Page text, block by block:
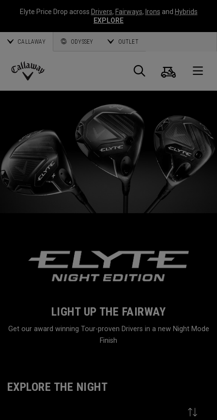
Elyte Price Drop across Drivers, Fairways, Irons and Hybrids
EXPLORE
CALLAWAY ODYSSEY OUTLET
Callaway
Panier
LIGHT UP THE FAIRWAY
Get our award winning Tour-proven Drivers in a new Night Mode
Finish
EXPLORE THE NIGHT